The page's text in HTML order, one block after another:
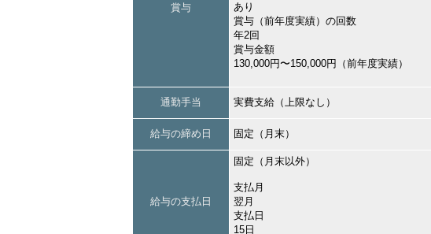
賞与
あり
賞与（前年度実績）の回数
年2回
賞与金額
130,000円〜150,000円（前年度実績）
通勤手当 実費支給（上限なし）
給与の締め日 固定（月末）
給与の支払日
固定（月末以外）
支払月
翌月
支払日
15日